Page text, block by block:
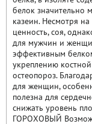
белок значительно
казеин. Несмотря
ценность, соя,
для мужчин и
эффективным
укреплению
остеопороз.
для женщин,
полезна для
снижать уровень
ГОРОХОВЫЙ